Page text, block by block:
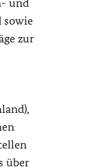
und
zur
über